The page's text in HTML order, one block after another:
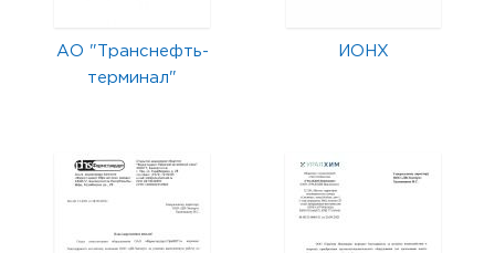
АО "Транснефть-
терминал"
ИОНХ